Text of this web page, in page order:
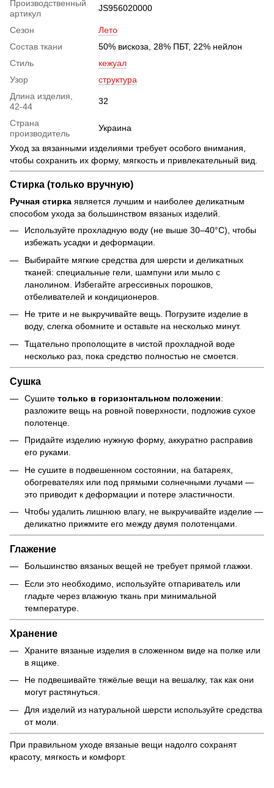
Производственный
артикул
JS956020000
Сезон
Лето
Состав ткани
50% вискоза, 28% ПБТ, 22% нейлон
Стиль
кежуал
Узор
структура
Длина изделия,
42-44
32
Страна
производитель
Украина
Уход за вязанными изделиями требует особого внимания,
чтобы сохранить их форму, мягкость и привлекательный вид.
Стирка (только вручную)
Ручная стирка является лучшим и наиболее деликатным
способом ухода за большинством вязаных изделий.
Используйте прохладную воду (не выше 30–40°C), чтобы
избежать усадки и деформации.
Выбирайте мягкие средства для шерсти и деликатных
тканей: специальные гели, шампуни или мыло с
ланолином. Избегайте агрессивных порошков,
отбеливателей и кондиционеров.
Не трите и не выкручивайте вещь. Погрузите изделие в
воду, слегка обомните и оставьте на несколько минут.
Тщательно прополощите в чистой прохладной воде
несколько раз, пока средство полностью не смоется.
Сушка
Сушите только в горизонтальном положении:
разложите вещь на ровной поверхности, подложив сухое
полотенце.
Придайте изделию нужную форму, аккуратно расправив
его руками.
Не сушите в подвешенном состоянии, на батареях,
обогревателях или под прямыми солнечными лучами —
это приводит к деформации и потере эластичности.
Чтобы удалить лишнюю влагу, не выкручивайте изделие —
деликатно прижмите его между двумя полотенцами.
Глажение
Большинство вязаных вещей не требует прямой глажки.
Если это необходимо, используйте отпариватель или
гладьте через влажную ткань при минимальной
температуре.
Хранение
Храните вязаные изделия в сложенном виде на полке или
в ящике.
Не подвешивайте тяжёлые вещи на вешалку, так как они
могут растянуться.
Для изделий из натуральной шерсти используйте средства
от моли.
При правильном уходе вязаные вещи надолго сохранят
красоту, мягкость и комфорт.